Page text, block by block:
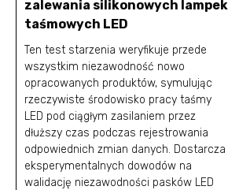
zalewania silikonowych lampek
taśmowych LED
Ten test starzenia weryfikuje przede
wszystkim niezawodność nowo
opracowanych produktów, symulując
rzeczywiste środowisko pracy taśmy
LED pod ciągłym zasilaniem przez
dłuższy czas podczas rejestrowania
odpowiednich zmian danych. Dostarcza
eksperymentalnych dowodów na
walidację niezawodności pasków LED